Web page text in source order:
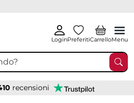
LoginPreferitiCarrelloMenu
recensioni